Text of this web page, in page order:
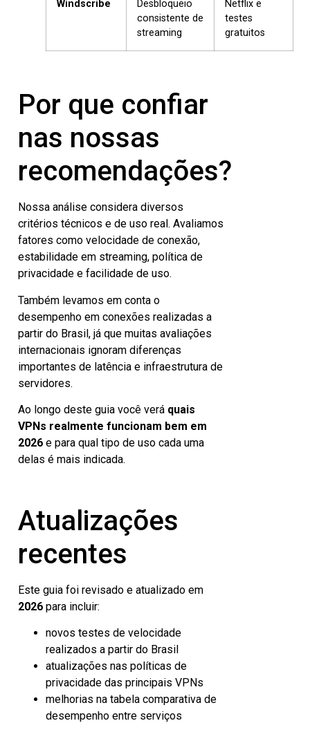
Windscribe
Desbloqueio
consistente de
streaming
Netflix e
testes
gratuitos
Por que confiar
nas nossas
recomendações?
Nossa análise considera diversos
critérios técnicos e de uso real. Avaliamos
fatores como velocidade de conexão,
estabilidade em streaming, política de
privacidade e facilidade de uso.
Também levamos em conta o
desempenho em conexões realizadas a
partir do Brasil, já que muitas avaliações
internacionais ignoram diferenças
importantes de latência e infraestrutura de
servidores.
Ao longo deste guia você verá quais
VPNs realmente funcionam bem em
2026 e para qual tipo de uso cada uma
delas é mais indicada.
Atualizações
recentes
Este guia foi revisado e atualizado em
2026 para incluir:
novos testes de velocidade
realizados a partir do Brasil
atualizações nas políticas de
privacidade das principais VPNs
melhorias na tabela comparativa de
desempenho entre serviços